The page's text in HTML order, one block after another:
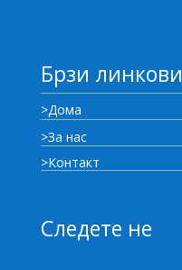
Брзи линкови
>Дома
>За нас
>Контакт
Следете не